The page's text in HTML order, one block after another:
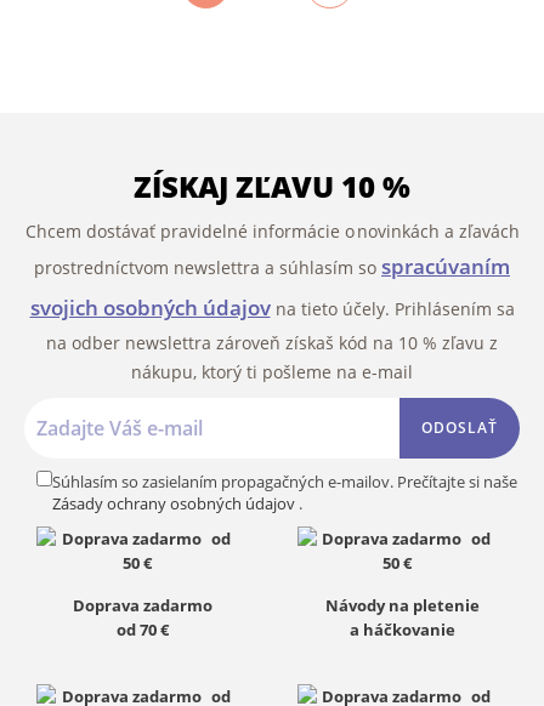
ZÍSKAJ ZĽAVU 10 %
Chcem dostávať pravidelné informácie o novinkách a zľavách
prostredníctvom newslettra a súhlasím so spracúvaním
svojich osobných údajovna tieto účely. Prihlásením sa
na odber newslettra zároveň získaš kód na 10 % zľavu z
nákupu, ktorý ti pošleme na e-mail
ODOSLAŤ
Súhlasím so zasielaním propagačných e-mailov. Prečítajte si naše
Zásady ochrany osobných údajov .
Doprava zadarmo
od 70 €
Návody na pletenie
a háčkovanie